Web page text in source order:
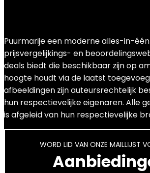
Puurmarije een moderne alles-in-één
prijsvergelijkings- en
deals biedt die beschikbaar zijn op
hoogte houdt via de laatst
afbeeldingen zijn auteursrechtelijk
hun respectievelijke eigenaren. Alle
is afgeleid van hun respectievelijke
WORD LID VAN ONZE MAILLIJST